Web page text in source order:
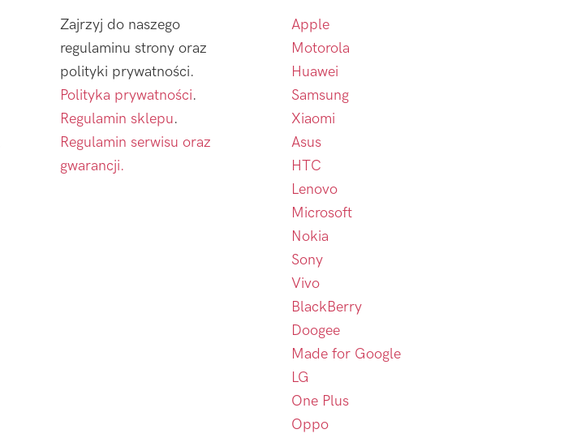
Zajrzyj do naszego
regulaminu strony oraz
polityki prywatności.
Polityka prywatności.
Regulamin sklepu.
Regulamin serwisu oraz
gwarancji.
Apple
Motorola
Huawei
Samsung
Xiaomi
Asus
HTC
Lenovo
Microsoft
Nokia
Sony
Vivo
BlackBerry
Doogee
Made for Google
LG
One Plus
Oppo